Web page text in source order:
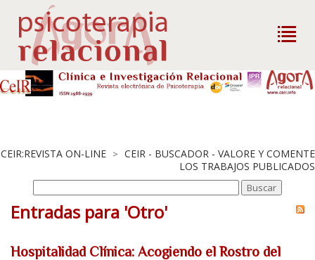
CEIR:REVISTA ON-LINE > CEIR - BUSCADOR - VALORE Y COMENTE
LOS TRABAJOS PUBLICADOS
Entradas para 'Otro'
Hospitalidad Clínica: Acogiendo el Rostro del